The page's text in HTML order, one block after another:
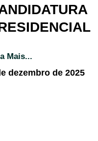
Mais...
dezembro de 2025